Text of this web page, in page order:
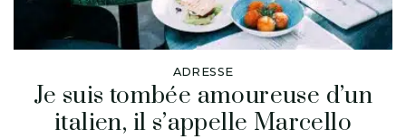
ADRESSE
Je suis tombée amoureuse d’un
italien, il s’appelle Marcello